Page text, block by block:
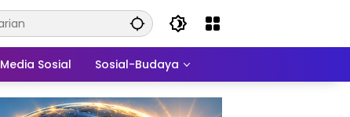
Media Sosial Sosial-Budaya